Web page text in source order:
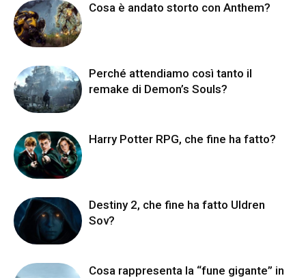
Cosa è andato storto con Anthem?
Perché attendiamo così tanto il
remake di Demon’s Souls?
Harry Potter RPG, che fine ha fatto?
Destiny 2, che fine ha fatto Uldren
Sov?
Cosa rappresenta la “fune gigante” in